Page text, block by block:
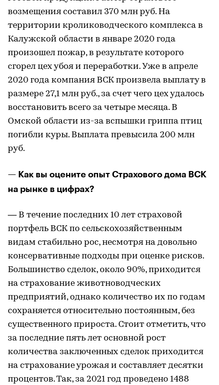
возмещения составил 370 млн руб. На
территории кролиководческого комплекса в
Калужской области в январе 2020 года
произошел пожар, в результате которого
сгорел цех убоя и переработки. Уже в апреле
2020 года компания ВСК произвела выплату в
размере 27,1 млн руб., за счет чего цех удалось
восстановить всего за четыре месяца. В
Омской области из-за вспышки гриппа птиц
погибли куры. Выплата превысила 200 млн
руб.
— Как вы оцените опыт Страхового дома ВСК
на рынке в цифрах?
— В течение последних 10 лет страховой
портфель ВСК по сельскохозяйственным
видам стабильно рос, несмотря на довольно
консервативные подходы при оценке рисков.
Большинство сделок, около 90%, приходится
на страхование животноводческих
предприятий, однако количество их по годам
сохраняется относительно постоянным, без
существенного прироста. Стоит отметить, что
за последние пять лет основной рост
количества заключенных сделок приходится
на страхование урожая и составляет десятки
процентов. Так, за 2021 год проведено 1488